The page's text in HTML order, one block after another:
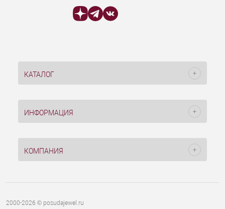
КАТАЛОГ
ИНФОРМАЦИЯ
КОМПАНИЯ
2000-2026 © posudajewel.ru